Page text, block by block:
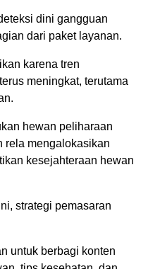
dini gangguan
dari paket layanan.
karena tren
meningkat, terutama
hewan peliharaan
rela mengalokasikan
kesejahteraan hewan
strategi pemasaran
untuk berbagi konten